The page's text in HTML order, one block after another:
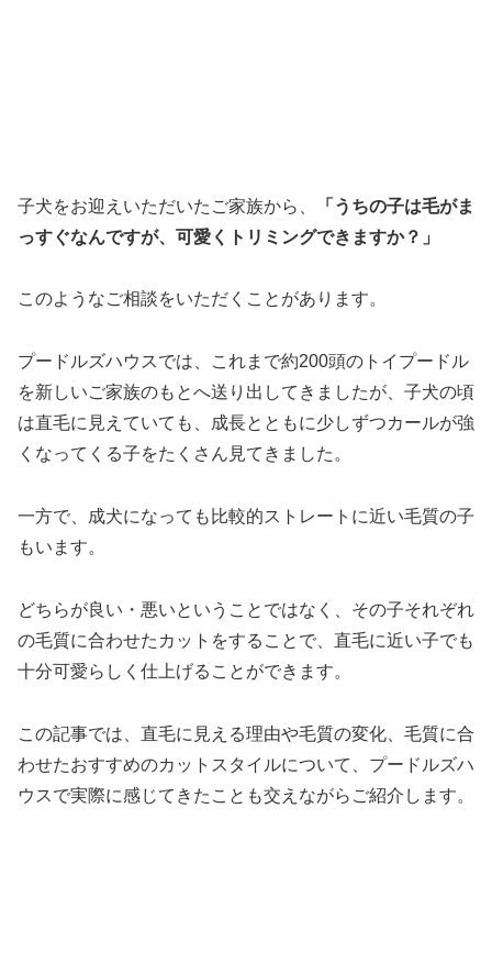
子犬をお迎えいただいたご家族から、
「うちの子は毛がま
っすぐなんですが、可愛くトリミングできますか？」
このようなご相談をいただくことがあります。
プードルズハウスでは、これまで約200頭のトイプードル
を新しいご家族のもとへ送り出してきましたが、子犬の頃
は直毛に見えていても、成長とともに少しずつカールが強
くなってくる子をたくさん見てきました。
一方で、成犬になっても比較的ストレートに近い毛質の子
もいます。
どちらが良い・悪いということではなく、その子それぞれ
の毛質に合わせたカットをすることで、直毛に近い子でも
十分可愛らしく仕上げることができます。
この記事では、直毛に見える理由や毛質の変化、毛質に合
わせたおすすめのカットスタイルについて、プードルズハ
ウスで実際に感じてきたことも交えながらご紹介します。